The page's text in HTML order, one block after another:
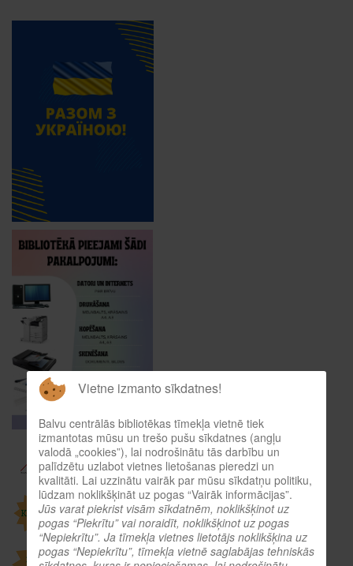
Vietne izmanto sīkdatnes!
Balvu centrālās bibliotēkas tīmekļa vietnē tiek
izmantotas mūsu un trešo pušu sīkdatnes (angļu
valodā „cookies”), lai nodrošinātu tās darbību un
palīdzētu uzlabot vietnes lietošanas pieredzi un
kvalitāti. Lai uzzinātu vairāk par mūsu sīkdatņu politiku,
lūdzam noklikšķināt uz pogas “Vairāk informācijas”.
Jūs varat piekrist visām sīkdatnēm, noklikšķinot uz
pogas “Piekrītu” vai noraidīt, noklikšķinot uz pogas
“Nepiekrītu”. Ja tīmekļa vietnes lietotājs noklikšķina uz
pogas “Nepiekrītu”, tīmekļa vietnē saglabājas tehniskās